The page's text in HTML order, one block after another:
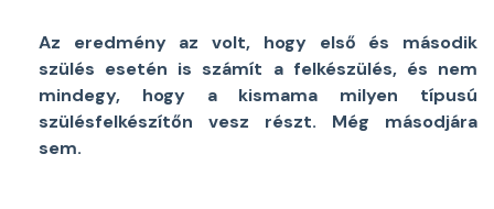
Az eredmény az volt, hogy első és második
szülés esetén is számít a felkészülés, és nem
mindegy, hogy a kismama milyen típusú
szülésfelkészítőn vesz részt. Még másodjára
sem.